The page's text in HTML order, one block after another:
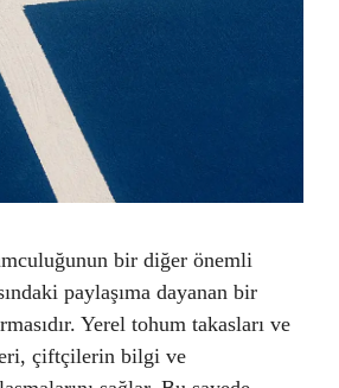
bir diğer önemli
paylaşıma dayanan bir
Yerel tohum takasları ve
çiftçilerin bilgi ve